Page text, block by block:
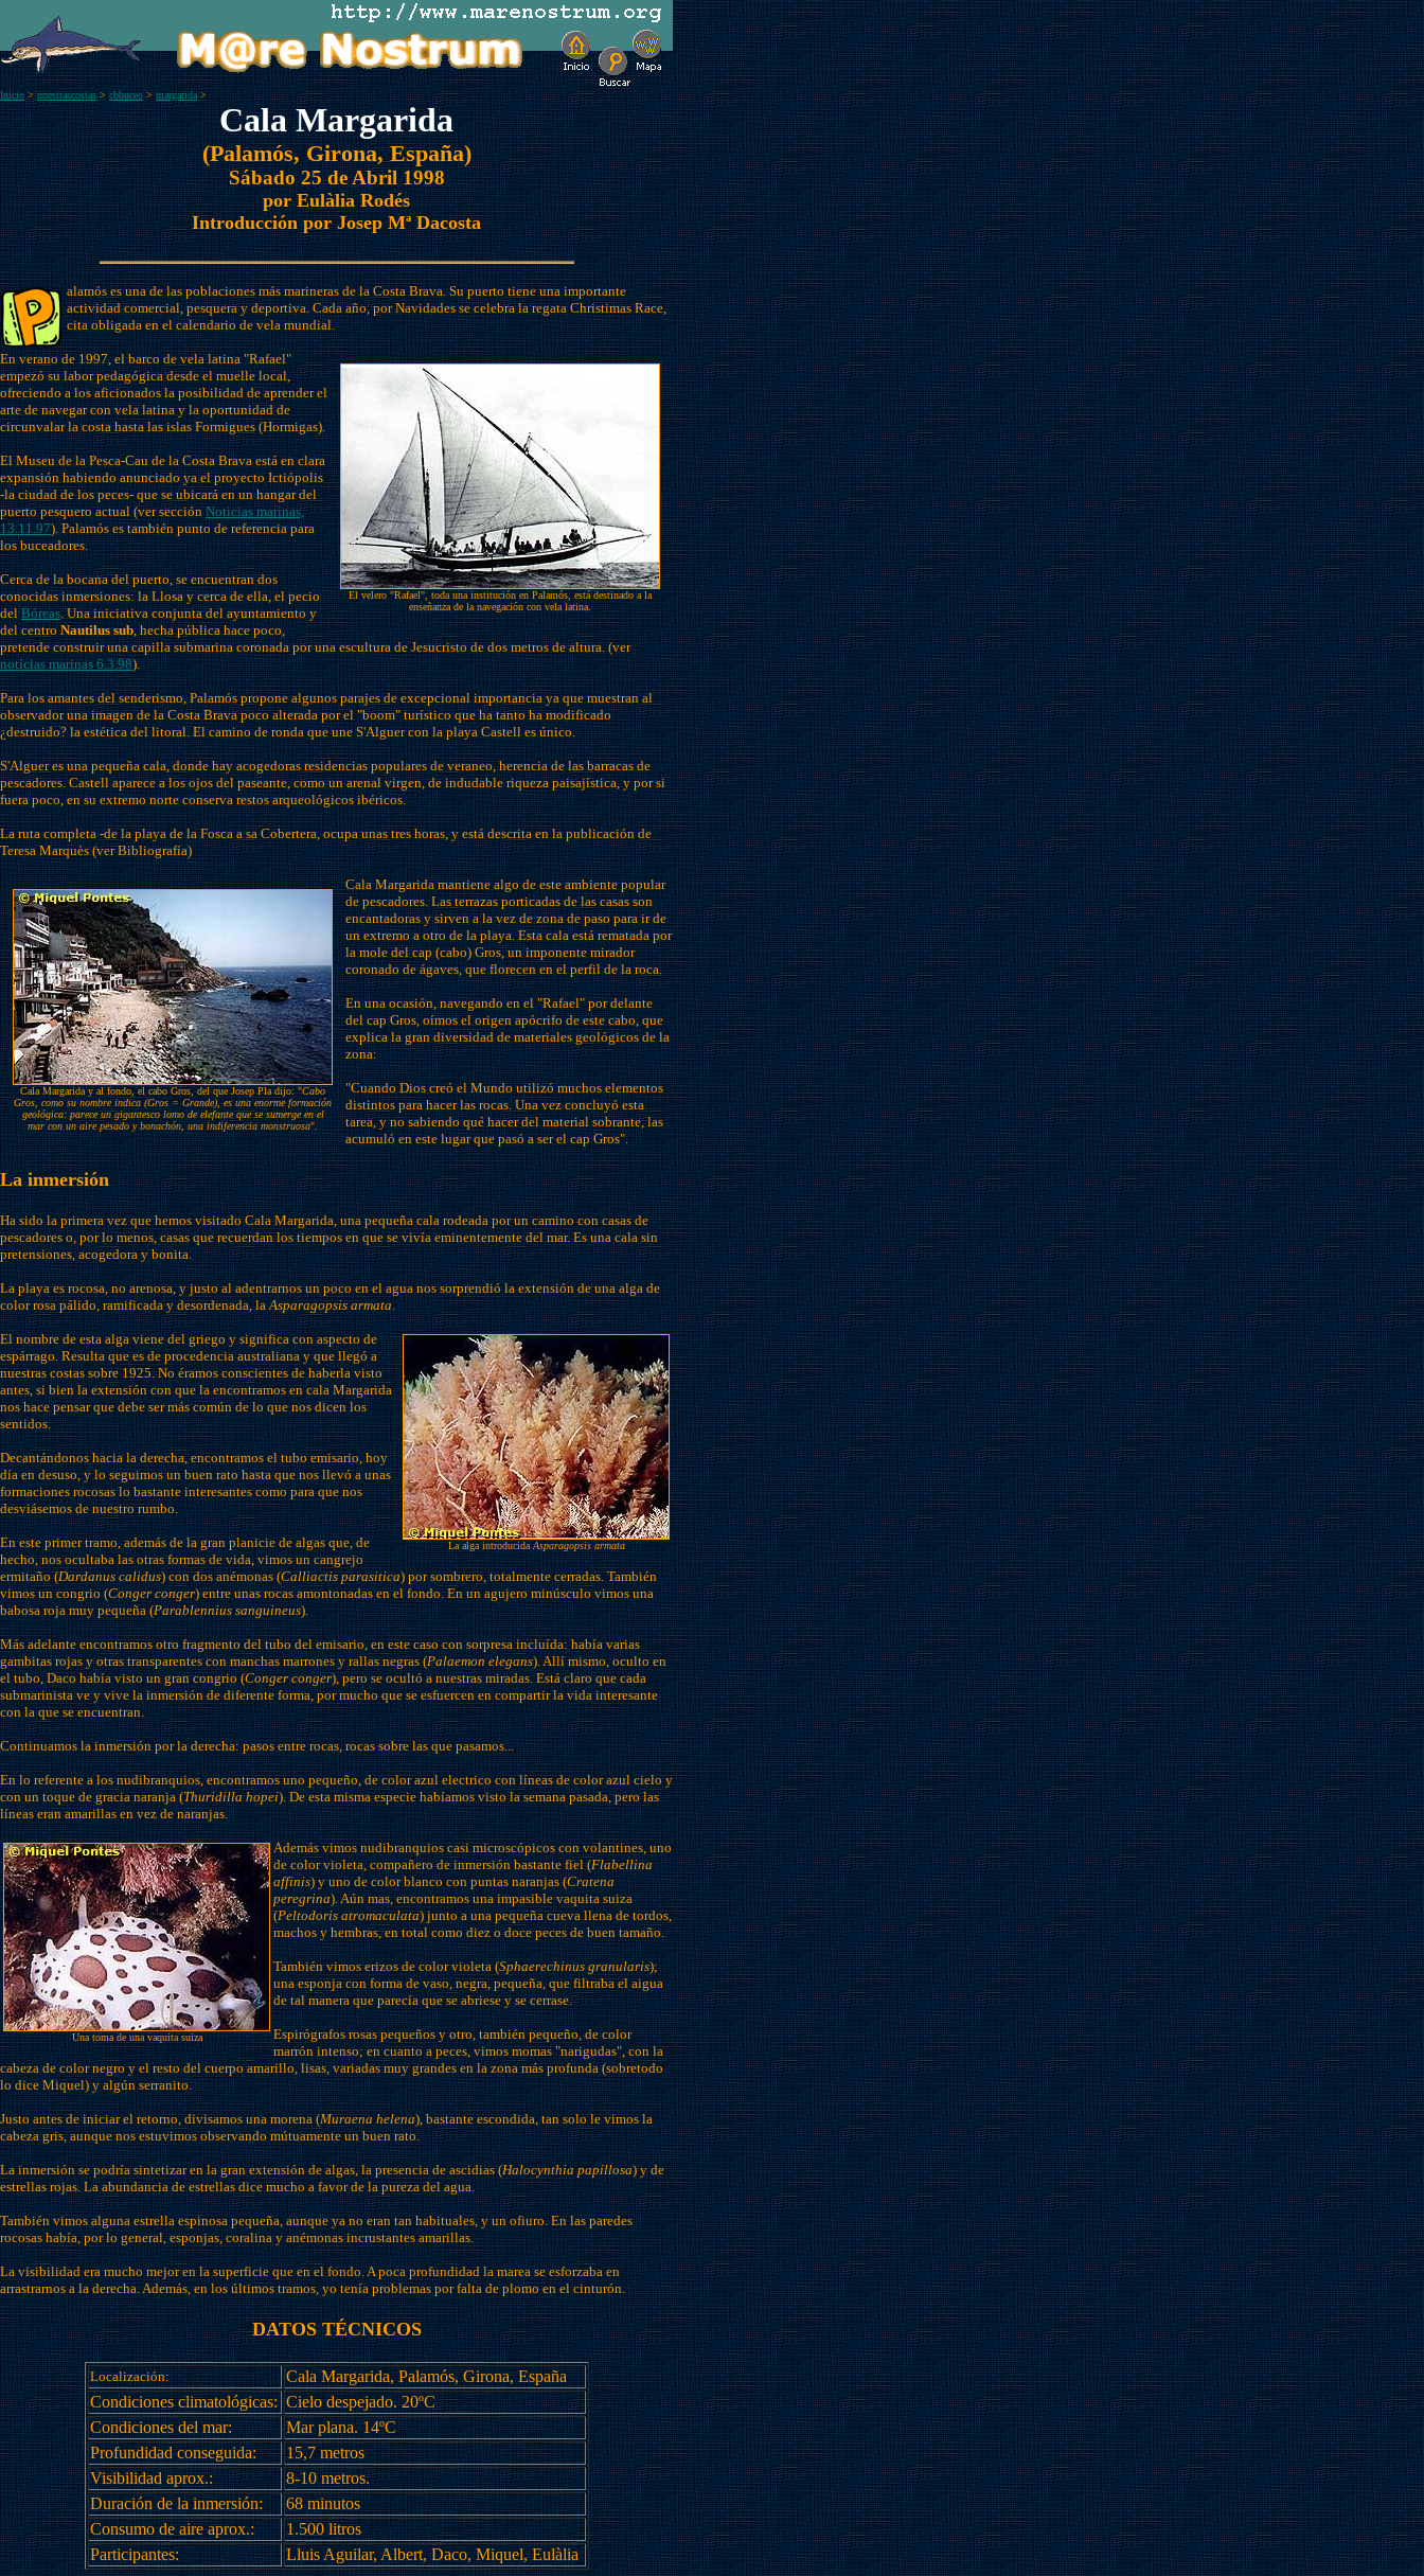
Inicio >nuestrascostas >cbbuceo > margarida>
Cala Margarida
(Palamós, Girona, España)
Sábado 25 de Abril 1998
por Eulàlia Rodés
Introducción por Josep Mª Dacosta
alamós es una de las poblaciones más marineras de la Costa Brava. Su puerto tiene una importante
actividad comercial, pesquera y deportiva. Cada año, por Navidades se celebra la regata Christimas Race,
cita obligada en el calendario de vela mundial.
El velero "Rafael", toda una institución en Palamós, está destinado a la
enseñanza de la navegación con vela latina.
En verano de 1997, el barco de vela latina "Rafael"
empezó su labor pedagógica desde el muelle local,
ofreciendo a los aficionados la posibilidad de aprender el
arte de navegar con vela latina y la oportunidad de
circunvalar la costa hasta las islas Formigues (Hormigas).
El Museu de la Pesca-Cau de la Costa Brava está en clara
expansión habiendo anunciado ya el proyecto Ictiópolis
-la ciudad de los peces- que se ubicará en un hangar del
puerto pesquero actual (ver secciónNoticias marinas,
13.11.97). Palamós es también punto de referencia para
los buceadores.
Cerca de la bocana del puerto, se encuentran dos
conocidas inmersiones: la Llosa y cerca de ella, el pecio
delBóreas. Una iniciativa conjunta del ayuntamiento y
del centroNautilus sub, hecha pública hace poco,
pretende construir una capilla submarina coronada por una escultura de Jesucristo de dos metros de altura. (ver
notícias marinas 6.3.98).
Para los amantes del senderismo, Palamós propone algunos parajes de excepcional importancia ya que muestran al
observador una imagen de la Costa Brava poco alterada por el "boom" turístico que ha tanto ha modificado
¿destruido? la estética del litoral. El camino de ronda que une S'Alguer con la playa Castell es único.
S'Alguer es una pequeña cala, donde hay acogedoras residencias populares de veraneo, herencia de las barracas de
pescadores. Castell aparece a los ojos del paseante, como un arenal virgen, de indudable riqueza paisajística, y por si
fuera poco, en su extremo norte conserva restos arqueológicos ibéricos.
La ruta completa -de la playa de la Fosca a sa Cobertera, ocupa unas tres horas, y está descrita en la publicación de
Teresa Marquès (ver Bibliografía)
Cala Margarida y al fondo, el cabo Gros, del que Josep Pla dijo: "Cabo
Gros, como su nombre indica (Gros = Grande), es una enorme formación
geológica: parece un gigantesco lomo de elefante que se sumerge en el
mar con un aire pesado y bonachón, una indiferencia monstruosa".
Cala Margarida mantiene algo de este ambiente popular
de pescadores. Las terrazas porticadas de las casas son
encantadoras y sirven a la vez de zona de paso para ir de
un extremo a otro de la playa. Esta cala está rematada por
la mole del cap (cabo) Gros, un imponente mirador
coronado de ágaves, que florecen en el perfil de la roca.
En una ocasión, navegando en el "Rafael" por delante
del cap Gros, oímos el origen apócrifo de este cabo, que
explica la gran diversidad de materiales geológicos de la
zona:
"Cuando Dios creó el Mundo utilizó muchos elementos
distintos para hacer las rocas. Una vez concluyó esta
tarea, y no sabiendo qué hacer del material sobrante, las
acumuló en este lugar que pasó a ser el cap Gros".
La inmersión
Ha sido la primera vez que hemos visitado Cala Margarida, una pequeña cala rodeada por un camino con casas de
pescadores o, por lo menos, casas que recuerdan los tiempos en que se vivía eminentemente del mar. Es una cala sin
pretensiones, acogedora y bonita.
La playa es rocosa, no arenosa, y justo al adentrarnos un poco en el agua nos sorprendió la extensión de una alga de
color rosa pálido, ramificada y desordenada, laAsparagopsis armata.
La alga introducidaAsparagopsis armata
El nombre de esta alga viene del griego y significa con aspecto de
espárrago. Resulta que es de procedencia australiana y que llegó a
nuestras costas sobre 1925. No éramos conscientes de haberla visto
antes, si bien la extensión con que la encontramos en cala Margarida
nos hace pensar que debe ser más común de lo que nos dicen los
sentidos.
Decantándonos hacia la derecha, encontramos el tubo emisario, hoy
día en desuso, y lo seguimos un buen rato hasta que nos llevó a unas
formaciones rocosas lo bastante interesantes como para que nos
desviásemos de nuestro rumbo.
En este primer tramo, además de la gran planicie de algas que, de
hecho, nos ocultaba las otras formas de vida, vimos un cangrejo
ermitaño (Dardanus calidus) con dos anémonas (Calliactis parasitica) por sombrero, totalmente cerradas. También
vimos un congrio (Conger conger) entre unas rocas amontonadas en el fondo. En un agujero minúsculo vimos una
babosa roja muy pequeña (Parablennius sanguineus).
Más adelante encontramos otro fragmento del tubo del emisario, en este caso con sorpresa incluída: había varias
gambitas rojas y otras transparentes con manchas marrones y rallas negras (Palaemon elegans). Allí mismo, oculto en
el tubo, Daco había visto un gran congrio (Conger conger), pero se ocultó a nuestras miradas. Está claro que cada
submarinista ve y vive la inmersión de diferente forma, por mucho que se esfuercen en compartir la vida interesante
con la que se encuentran.
Continuamos la inmersión por la derecha: pasos entre rocas, rocas sobre las que pasamos...
En lo referente a los nudibranquios, encontramos uno pequeño, de color azul electrico con líneas de color azul cielo y
con un toque de gracia naranja (Thuridilla hopei). De esta misma especie habíamos visto la semana pasada, pero las
líneas eran amarillas en vez de naranjas.
Una toma de una vaquita suiza
Además vimos nudibranquios casi microscópicos con volantines, uno
de color violeta, compañero de inmersión bastante fiel (Flabellina
affinis) y uno de color blanco con puntas naranjas (Cratena
peregrina). Aún mas, encontramos una impasible vaquita suiza
(Peltodoris atromaculata) junto a una pequeña cueva llena de tordos,
machos y hembras, en total como diez o doce peces de buen tamaño.
También vimos erizos de color violeta (Sphaerechinus granularis);
una esponja con forma de vaso, negra, pequeña, que filtraba el aigua
de tal manera que parecía que se abriese y se cerrase.
Espirógrafos rosas pequeños y otro, también pequeño, de color
marrón intenso; en cuanto a peces, vimos momas "narigudas", con la
cabeza de color negro y el resto del cuerpo amarillo, lisas, variadas muy grandes en la zona más profunda (sobretodo
lo dice Miquel) y algún serranito.
Justo antes de iniciar el retorno, divisamos una morena (Muraena helena), bastante escondida, tan solo le vimos la
cabeza gris, aunque nos estuvimos observando mútuamente un buen rato.
La inmersión se podría sintetizar en la gran extensión de algas, la presencia de ascidias (Halocynthia papillosa) y de
estrellas rojas. La abundancia de estrellas dice mucho a favor de la pureza del agua.
También vimos alguna estrella espinosa pequeña, aunque ya no eran tan habituales, y un ofiuro. En las paredes
rocosas había, por lo general, esponjas, coralina y anémonas incrustantes amarillas.
La visibilidad era mucho mejor en la superficie que en el fondo. A poca profundidad la marea se esforzaba en
arrastrarnos a la derecha. Además, en los últimos tramos, yo tenía problemas por falta de plomo en el cinturón.
DATOS TÉCNICOS
Localización:
Cala Margarida, Palamós, Girona, España
Condiciones climatológicas: Cielo despejado. 20ºC
Condiciones del mar:
Mar plana. 14ºC
Profundidad conseguida:
15,7 metros
Visibilidad aprox.:
8-10 metros.
Duración de la inmersión:
68 minutos
Consumo de aire aprox.:
1.500 litros
Participantes:
Lluis Aguilar, Albert, Daco, Miquel, Eulàlia